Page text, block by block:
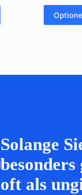
Solange
oft als